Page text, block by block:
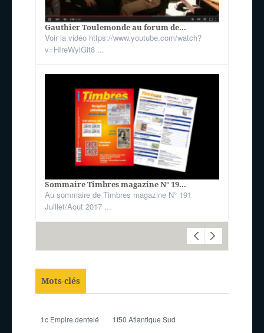
Gauthier Toulemonde au forum de...
Voir la vidéo https://www.youtube.com/watch?
v=HIreWylGit8 ...
Sommaire Timbres magazine N° 19...
Au sommaire de Timbres magazine N° 191
Juillet/Aout 2017 ...
Mots-clés
1c Empire dentelé
1f50 Atlantique Sud